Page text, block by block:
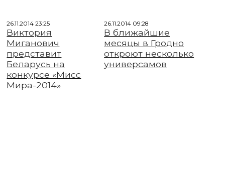
26.11.2014 23:25
Виктория
Миганович
представит
Беларусь на
конкурсе «Мисс
Мира-2014»
26.11.2014 09:28
В ближайшие
месяцы в Гродно
откроют несколько
универсамов